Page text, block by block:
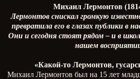
Михаил Лермонтов
Лермонтов снискал громкую
превратила его в глазах публики в
Они и сегодня стоят рядом – и в
нашем
«Какой-то Лермонтов,
Михаил Лермонтов был на 15 лет